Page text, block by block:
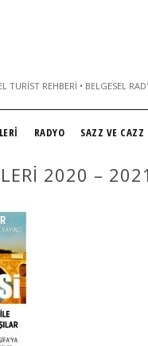
TURIST REHBERI • BELGESEL
RADYO SAZZ VE CAZZ
2020 –